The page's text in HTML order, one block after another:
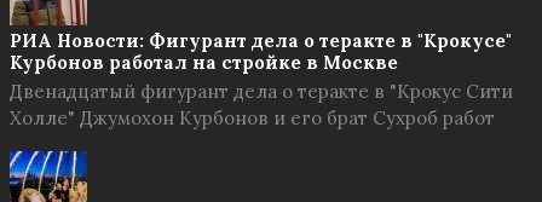
РИА Новости: Фигурант дела о теракте в "Крокусе"
Курбонов работал на стройке в Москве
Двенадцатый фигурант дела о теракте в "Крокус Сити
Холле" Джумохон Курбонов и его брат Сухроб работ